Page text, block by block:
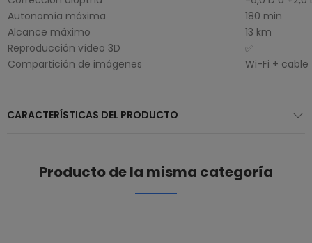
Autonomía máxima
180 min
Alcance máximo
13 km
Reproducción vídeo 3D
✅
Compartición de imágenes
Wi-Fi + cable
CARACTERÍSTICAS DEL PRODUCTO
Producto de la misma categoría